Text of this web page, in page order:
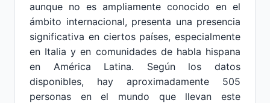
aunque no es ampliamente conocido en el
ámbito internacional, presenta una presencia
significativa en ciertos países, especialmente
en Italia y en comunidades de habla hispana
en América Latina. Según los datos
disponibles, hay aproximadamente 505
personas en el mundo que llevan este